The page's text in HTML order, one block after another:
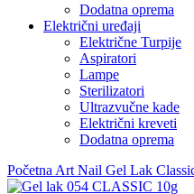
Dodatna oprema
Električni uređaji
Električne Turpije
Aspiratori
Lampe
Sterilizatori
Ultrazvučne kade
Električni kreveti
Dodatna oprema
Početna Art Nail Gel Lak